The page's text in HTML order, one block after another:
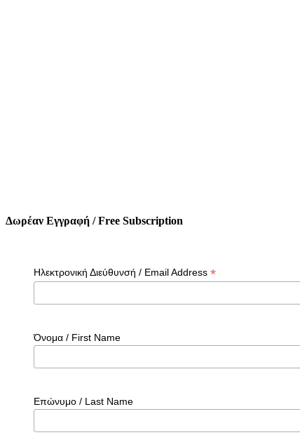
Δωρέαν Εγγραφή / Free Subscription
Ηλεκτρονική Διεύθυνσή / Email Address *
Όνομα / First Name
Επώνυμο / Last Name